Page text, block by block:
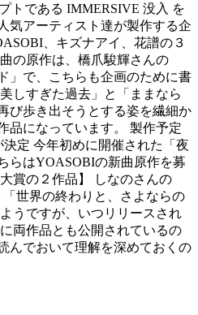
トである IMMERSIVE 没入 を
気アーティスト達が製作する企
、キズナアイ、花譜の３
の原作は、橋爪駿輝さんの
」で、こちらも企画のために書
しすぎた過去」と「ままなら
び歩き出そうとする姿を繊細か
品になっています。 製作予定
定 今年初めに開催された「夜
らはYOASOBIの新曲原作を募
賞の２作品】 しなのさんの
「世界の終わりと、さよならの
うですが、いつリリースされ
両作品とも公開されているの
んでおいて理解を深めておくの